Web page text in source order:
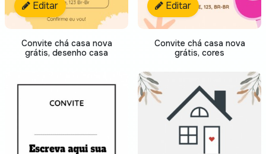
Editar
Convite chá casa nova
grátis, desenho casa
Editar
Convite chá casa nova
grátis, cores